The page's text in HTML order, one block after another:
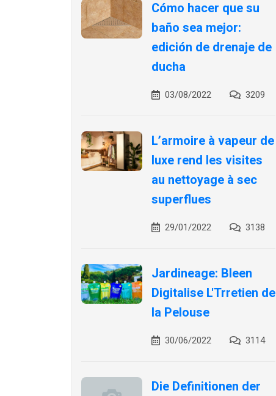
Cómo hacer que su
baño sea mejor:
edición de drenaje de
ducha
03/08/2022 3209
L’armoire à vapeur de
luxe rend les visites
au nettoyage à sec
superflues
29/01/2022 3138
Jardineage: Bleen
Digitalise L'Trretien de
la Pelouse
30/06/2022 3114
Die Definitionen der